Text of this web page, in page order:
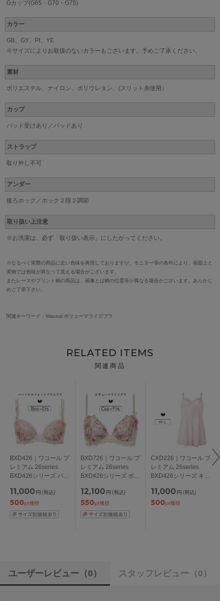
Gカップ(G65・G70・G75)
カラー
GB、GY、PI、YE
※サイズによりお取扱のないカラーもございます。予めご了承ください。
素材
ポリエステル、ナイロン、ポリウレタン、(スリット糸使用）
カップ
パッド受けあり／パッドあり
ストラップ
取り外し不可
アンダー
後ろホック／ホック２段２調節
取り扱い上注意
※お洗濯は、必ず「取り扱い表示」にしたがってください。
※なるべく実際の商品に近い色味を再現しておりますが、モニター等の条件により、画面上と
実物では色味が異なって見える場合がございます。
またレースやプリント柄の商品は、画像とは柄の位置等が異なる場合がございます。あらかじ
めご了承下さい。
関連キーワード：Wacoal ボリューマライズブラ
RELATED ITEMS
関連商品
BXD426｜ワコール プ
レミアム 26series
BXD426シリーズ パー
ブラ ブラジャー単品
BCDEFGHIカップ ア
ンダー
65/70/75/80/85cm
11,000 円 (税込)
500pt獲得
BXD726｜ワコール プ
レミアム 26series
BXD426シリーズ ボリ
ラジャー単品 CDEFG
カップ アンダー
65/70/75cm
12,100 円 (税込)
550pt獲得
CXD226｜ワコール プ
レミアム 26series
BXD426シリーズ キャ
11,000 円 (税込)
500pt獲得
ユーザーレビュー （0） スタッフレビュー （0）